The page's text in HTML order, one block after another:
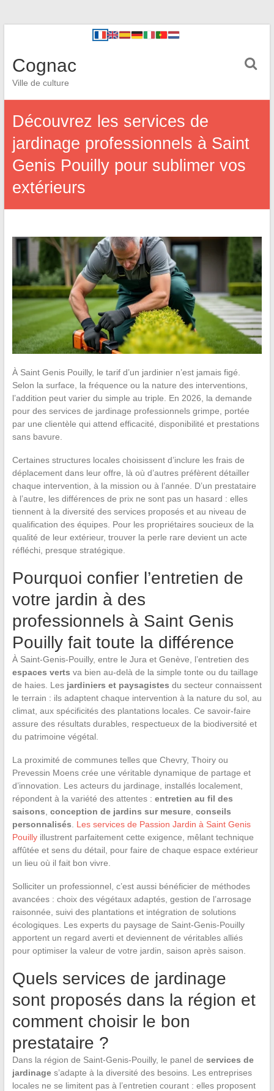
Cognac
Ville de culture
Découvrez les services de
jardinage professionnels à Saint
Genis Pouilly pour sublimer vos
extérieurs
À Saint Genis Pouilly, le tarif d’un jardinier n’est jamais figé.
Selon la surface, la fréquence ou la nature des interventions,
l’addition peut varier du simple au triple. En 2026, la demande
pour des services de jardinage professionnels grimpe, portée
par une clientèle qui attend efficacité, disponibilité et prestations
sans bavure.
Certaines structures locales choisissent d’inclure les frais de
déplacement dans leur offre, là où d’autres préfèrent détailler
chaque intervention, à la mission ou à l’année. D’un prestataire
à l’autre, les différences de prix ne sont pas un hasard : elles
tiennent à la diversité des services proposés et au niveau de
qualification des équipes. Pour les propriétaires soucieux de la
qualité de leur extérieur, trouver la perle rare devient un acte
réfléchi, presque stratégique.
Pourquoi confier l’entretien de
votre jardin à des
professionnels à Saint Genis
Pouilly fait toute la différence
À Saint-Genis-Pouilly, entre le Jura et Genève, l’entretien des
espaces verts va bien au-delà de la simple tonte ou du taillage
de haies. Les jardiniers et paysagistes du secteur connaissent
le terrain : ils adaptent chaque intervention à la nature du sol, au
climat, aux spécificités des plantations locales. Ce savoir-faire
assure des résultats durables, respectueux de la biodiversité et
du patrimoine végétal.
La proximité de communes telles que Chevry, Thoiry ou
Prevessin Moens crée une véritable dynamique de partage et
d’innovation. Les acteurs du jardinage, installés localement,
répondent à la variété des attentes : entretien au fil des
saisons conception de jardins sur mesure, conseils
personnalisés
Les services de Passion Jardin à Saint Genis
Pouillyillustrent parfaitement cette exigence, mêlant technique
affûtée et sens du détail, pour faire de chaque espace extérieur
un lieu où il fait bon vivre.
Solliciter un professionnel, c’est aussi bénéficier de méthodes
avancées : choix des végétaux adaptés, gestion de l’arrosage
raisonnée, suivi des plantations et intégration de solutions
écologiques. Les experts du paysage de Saint-Genis-Pouilly
apportent un regard averti et deviennent de véritables alliés
pour optimiser la valeur de votre jardin, saison après saison.
Quels services de jardinage
sont proposés dans la région et
comment choisir le bon
prestataire ?
Dans la région de Saint-Genis-Pouilly, le panel de services de
jardinages’adapte à la diversité des besoins. Les entreprises
locales ne se limitent pas à l’entretien courant : elles proposent